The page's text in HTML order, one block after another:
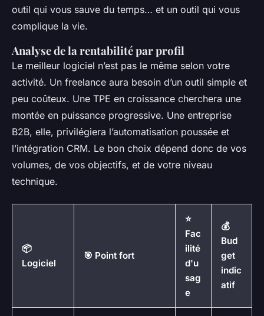
outil qui vous sauve du temps… et un outil qui vous
complique la vie.
Analyse de la rentabilité par profil
Le meilleur logiciel n’est pas le même selon votre
activité. Un freelance aura besoin d’un outil simple et
peu coûteux. Une TPE en croissance cherchera une
montée en puissance progressive. Une entreprise
B2B, elle, privilégiera l’automatisation poussée et
l’intégration CRM. Le bon choix dépend donc de vos
volumes, de vos objectifs, et de votre niveau
technique.
📦
Logiciel
🎯 Point fort
⭐
Fac
ilité
d'u
sag
e
💰
Bud
get
indic
atif